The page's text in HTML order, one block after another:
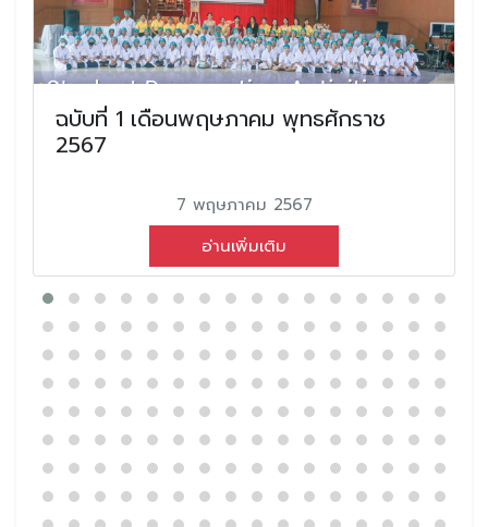
ฉบับที่ 1 เดือนพฤษภาคม พุทธศักราช
2567
7 พฤษภาคม 2567
อ่านเพิ่มเติม